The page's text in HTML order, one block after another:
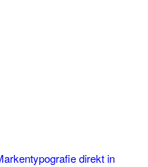
direkt in